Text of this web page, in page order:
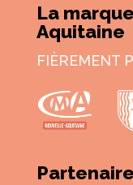
La
Aquitaine
FIÈREMENT